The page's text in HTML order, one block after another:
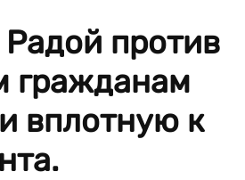
против
гражданам
вплотную к